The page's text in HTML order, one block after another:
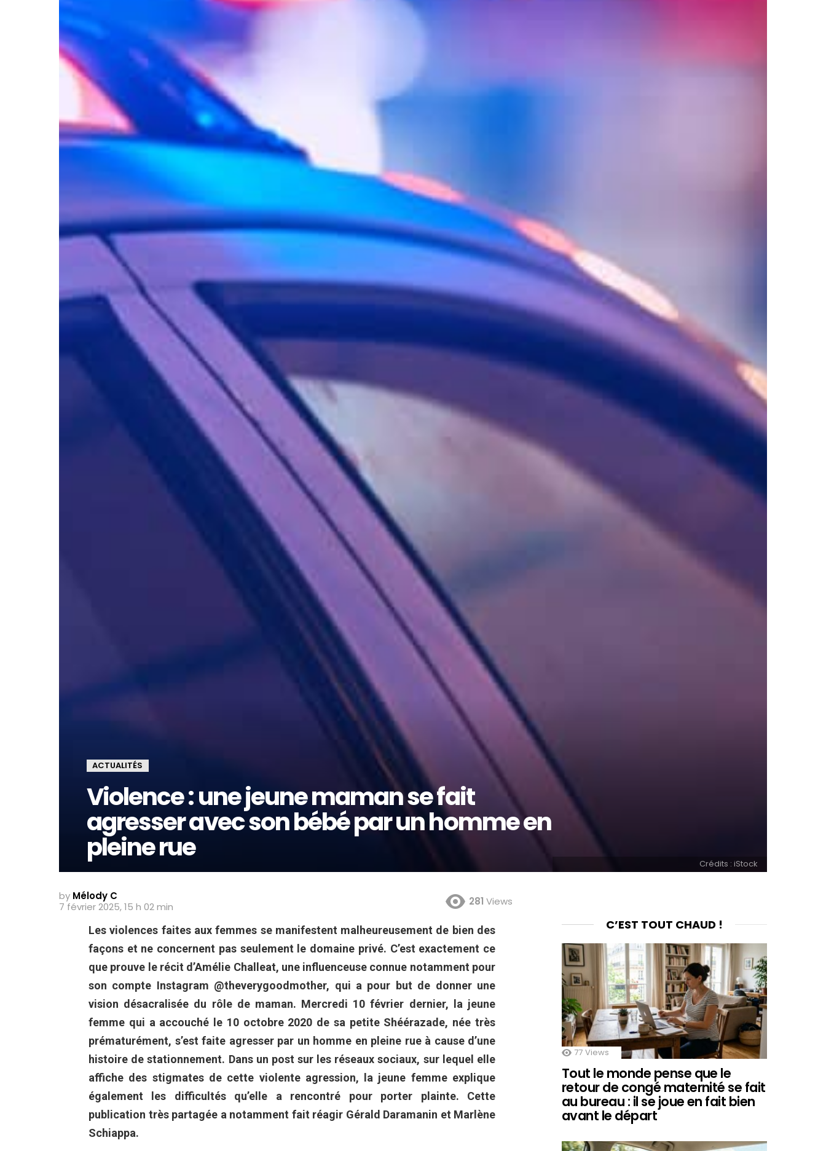
ACTUALITÉS
Violence : une jeune maman se fait
agresser avec son bébé par un homme en
pleine rue
Crédits : iStock
by Mélody C
7 février 2025, 15 h 02 min
281 Views
Les violences faites aux femmes se manifestent malheureusement de bien des
façons et ne concernent pas seulement le domaine privé. C’est exactement ce
que prouve le récit d’Amélie Challeat, une influenceuse connue notamment pour
son compte Instagram @theverygoodmother, qui a pour but de donner une
vision désacralisée du rôle de maman. Mercredi 10 février dernier, la jeune
femme qui a accouché le 10 octobre 2020 de sa petite Shéérazade, née très
prématurément, s’est faite agresser par un homme en pleine rue à cause d’une
histoire de stationnement. Dans un post sur les réseaux sociaux, sur lequel elle
affiche des stigmates de cette violente agression, la jeune femme explique
également les difficultés qu’elle a rencontré pour porter plainte. Cette
publication très partagée a notamment fait réagir Gérald Daramanin et Marlène
Schiappa.
C’EST TOUT CHAUD !
77 Views
Tout le monde pense que le
retour de congé maternité se fait
au bureau : il se joue en fait bien
avant le départ